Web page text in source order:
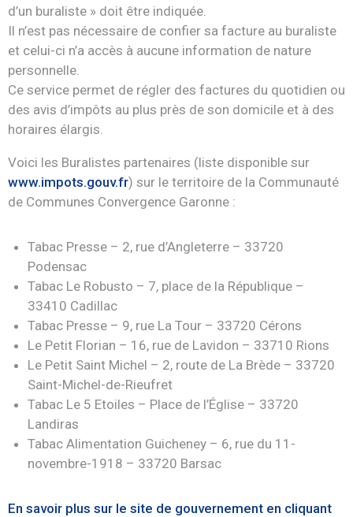
d’un buraliste » doit être indiquée.
Il n’est pas nécessaire de confier sa facture au buraliste
et celui-ci n’a accès à aucune information de nature
personnelle.
Ce service permet de régler des factures du quotidien ou
des avis d’impôts au plus près de son domicile et à des
horaires élargis.
Voici les Buralistes partenaires (liste disponible sur
www.impots.gouv.fr) sur le territoire de la Communauté
de Communes Convergence Garonne :
Tabac Presse – 2, rue d’Angleterre – 33720
Podensac
Tabac Le Robusto – 7, place de la République –
33410 Cadillac
Tabac Presse – 9, rue La Tour – 33720 Cérons
Le Petit Florian – 16, rue de Lavidon – 33710 Rions
Le Petit Saint Michel – 2, route de La Brède – 33720
Saint-Michel-de-Rieufret
Tabac Le 5 Etoiles – Place de l’Église – 33720
Landiras
Tabac Alimentation Guicheney – 6, rue du 11-
novembre-1918 – 33720 Barsac
En savoir plus sur le site de gouvernement en cliquant